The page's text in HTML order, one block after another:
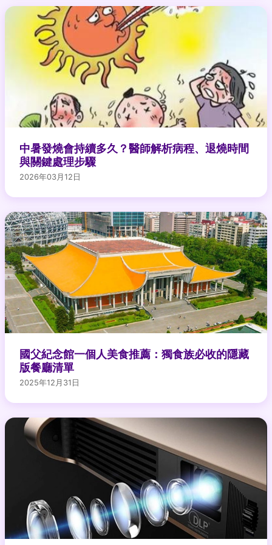
中暑發燒會持續多久？醫師解析病程、退燒時間
與關鍵處理步驟
2026年03月12日
國父紀念館一個人美食推薦：獨食族必收的隱藏
版餐廳清單
2025年12月31日